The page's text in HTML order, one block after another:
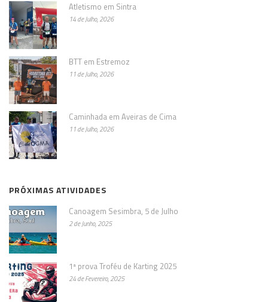
Atletismo em Sintra
14 de Julho, 2026
BTT em Estremoz
11 de Julho, 2026
Caminhada em Aveiras de Cima
11 de Julho, 2026
PRÓXIMAS ATIVIDADES
Canoagem Sesimbra, 5 de Julho
2 de Junho, 2025
1ª prova Troféu de Karting 2025
24 de Fevereiro, 2025